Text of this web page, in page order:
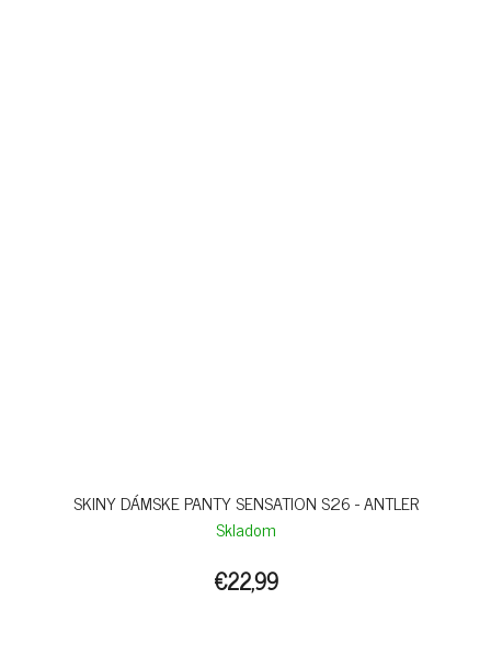
SKINY DÁMSKE PANTY SENSATION S26 - ANTLER
Skladom
€22,99